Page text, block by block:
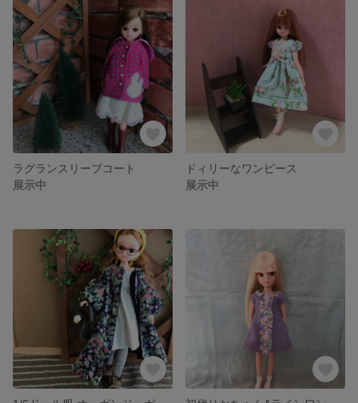
ラグランスリーブコート
展示中
ドィリーなワンピース
展示中